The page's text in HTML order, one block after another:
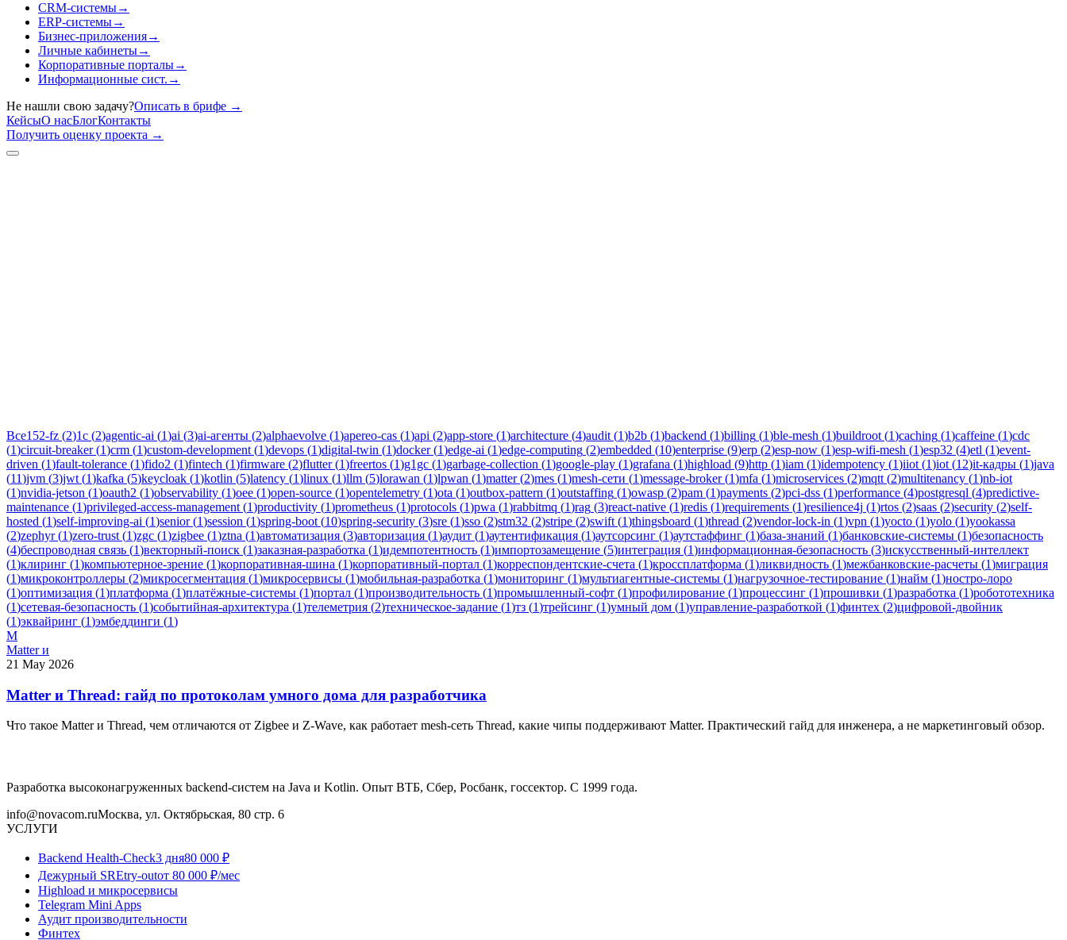
CRM-системы→
ERP-системы→
Бизнес-приложения→
Личные кабинеты→
Корпоративные порталы→
Информационные сист. →
Не нашли свою задачу?Описать в брифе →
КейсыО насБлогКонтакты
Получить оценку проекта →
Все152-fz (2)1c (2)agentic-ai (1)ai (3)ai-агенты (2)alphaevolve (1)apereo-cas (1)api (2)app-store (1)architecture (4)audit (1)b2b (1)backend (1)billing (1)ble-mesh (1)buildroot (1)caching (1)caffeine (1)cdc
(1)circuit-breaker(1)crm (1)custom-development (1)devops (1)digital-twin (1)docker(1)edge-ai (1)edge-computing (2)embedded (10)enterprise (9)erp (2)esp-now (1)esp-wifi-mesh (1)esp32 (4)etl (1)event-
driven (1)fault-tolerance (1)fido2 (1)fintech (1)firmware (2)flutter(1)freertos (1)g1gc (1)garbage-collection (1)google-play (1)grafana (1)highload (9)http (1)iam (1)idempotency (1)iiot (1)iot (12)it-кадры (1)java
(11)jvm (3)jwt (1)kafka (5)keycloak (1)kotlin (5)latency (1)linux (1)llm (5)lorawan (1)lpwan (1)matter(2)mes (1)mesh-сети (1)message-broker(1)mfa (1)microservices (2)mqtt (2)multitenancy (1)nb-iot
(1)nvidia-jetson (1)oauth2 (1)observability (1)oee (1)open-source (1)opentelemetry (1)ota (1)outbox-pattern (1)outstaffing (1)owasp (2)pam (1)payments (2)pci-dss (1)performance (4)postgresql (4)predictive-
maintenance (1)privileged-access-management (1)productivity (1)prometheus (1)protocols (1)pwa (1)rabbitmq (1)rag (3)react-native (1)redis (1)requirements (1)resilience4j (1)rtos (2)saas (2)security (2)self-
hosted (1)self-improving-ai (1)senior(1)session (1)spring-boot (10)spring-security (3)sre (1)sso (2)stm32 (2)stripe (2)swift (1)thingsboard (1)thread (2)vendor-lock-in (1)vpn (1)yocto (1)yolo (1)yookassa
(2)zephyr(1)zero-trust (1)zgc (1)zigbee (1)ztna (1)автоматизация (3)авторизация (1)аудит (1)аутентификация (1)аутсорсинг (1)аутстаффинг (1)база-знаний (1)банковские-системы (1)безопасность
(4)беспроводная связь (1)векторный-поиск (1)заказная-разработка (1)идемпотентность (1)импортозамещение (5)интеграция (1)информационная-безопасность (3)искусственный-интеллект
(1)клиринг (1)компьютерное-зрение (1)корпоративная-шина (1)корпоративный-портал (1)корреспондентские-счета (1)кроссплатформа (1)ликвидность (1)межбанковские-расчеты (1)миграция
(1)микроконтроллеры (2)микросегментация (1)микросервисы (1)мобильная-разработка (1)мониторинг (1)мультиагентные-системы (1)нагрузочное-тестирование (1)найм (1)ностро-лоро
(1)оптимизация (1)платформа (1)платёжные-системы (1)портал (1)производительность (1)промышленный-софт (1)профилирование (1)процессинг (1)прошивки (1)разработка (1)робототехника
(1)сетевая-безопасность (1)событийная-архитектура (1)телеметрия (2)техническое-задание (1)тз (1)трейсинг (1)умный дом (1)управление-разработкой (1)финтех (2)цифровой-двойник
(1)эквайринг (1)эмбеддинги (1)
M
Matter и
21 May 2026
Matter и Thread: гайд по протоколам умного дома для разработчика
Что такое Matter и Thread, чем отличаются от Zigbee и Z-Wave, как работает mesh-сеть Thread, какие чипы поддерживают Matter. Практический гайд для инженера, а не маркетинговый обзор.
Разработка высоконагруженных backend-систем на Java и Kotlin. Опыт ВТБ, Сбер, Росбанк, госсектор. С 1999 года.
info@novacom.ruМосква, ул. Октябрьская, 80 стр. 6
УСЛУГИ
Backend Health-Check3 дня80 000 ₽
Дежурный SREtry-outот 80 000 ₽/мес
Highload и микросервисы
Telegram Mini Apps
Аудит производительности
Финтех